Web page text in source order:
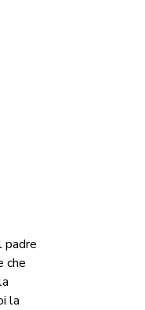
padre
che
la